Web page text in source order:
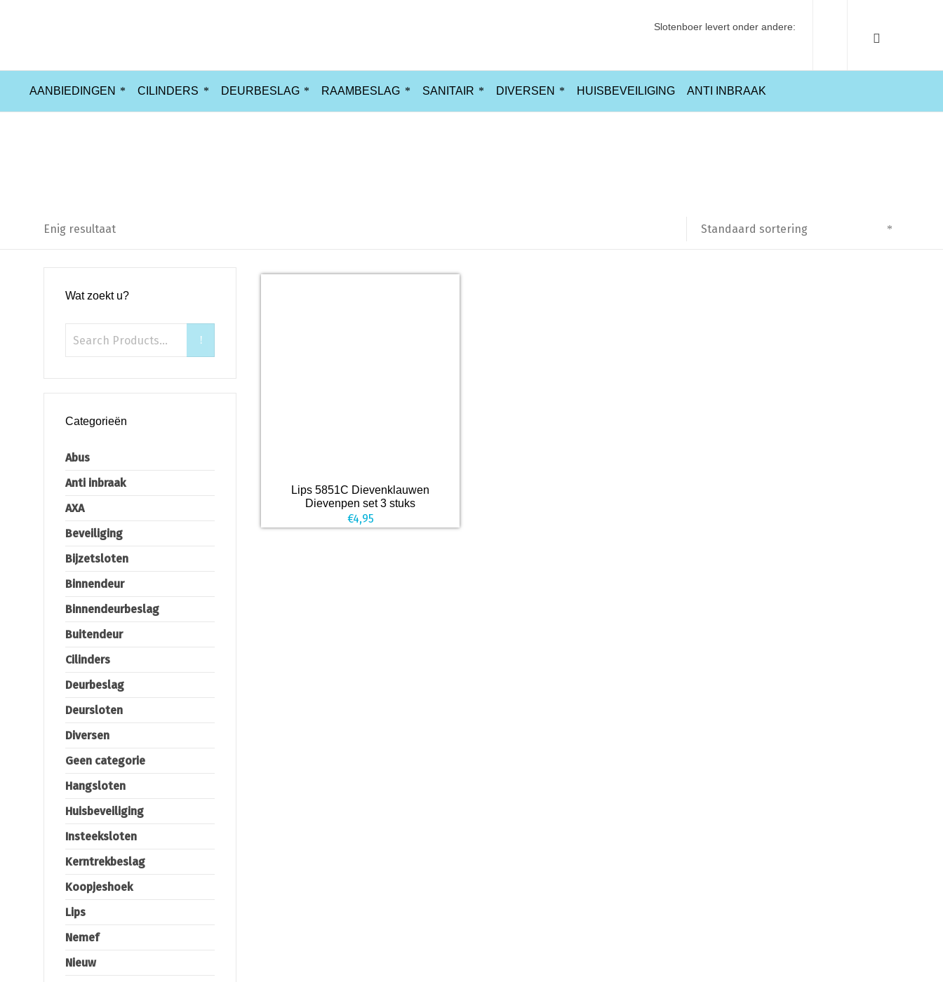
Slotenboer levert onder andere:
AANBIEDINGEN CILINDERS DEURBESLAG RAAMBESLAG SANITAIR DIVERSEN HUISBEVEILIGING ANTI INBRAAK
Enig resultaat Standaard sortering
Lips 5851C Dievenklauwen
Dievenpen set 3 stuks
€4,95
Wat zoekt u?
Categorieën
Abus
Anti inbraak
AXA
Beveiliging
Bijzetsloten
Binnendeur
Binnendeurbeslag
Buitendeur
Cilinders
Deurbeslag
Deursloten
Diversen
Geen categorie
Hangsloten
Huisbeveiliging
Insteeksloten
Kerntrekbeslag
Koopjeshoek
Lips
Nemef
Nieuw